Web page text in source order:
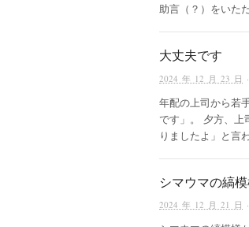
助言（？）をいた
大丈夫です
2024 年 12 月 23 日
年配の上司から若
です」。 夕方、上
りましたよ」と言
シマウマの縞
2024 年 12 月 21 日